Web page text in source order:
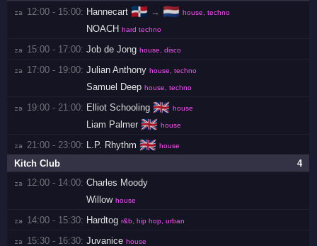
za 12:00 - 15:00: Hannecart 🇩🇴 → 🇳🇱 house, techno
NOACH hard techno
za 15:00 - 17:00: Job de Jong house, disco
za 17:00 - 19:00: Julian Anthony house, techno
Samuel Deep house, techno
za 19:00 - 21:00: Elliot Schooling 🇬🇧 house
Liam Palmer 🇬🇧 house
za 21:00 - 23:00: L.P. Rhythm 🇬🇧 house
4
Kitch Club
za 12:00 - 14:00: Charles Moody
Willow house
za 14:00 - 15:30: Hardtog r&b, hip hop, urban
za 15:30 - 16:30: Juvanice house